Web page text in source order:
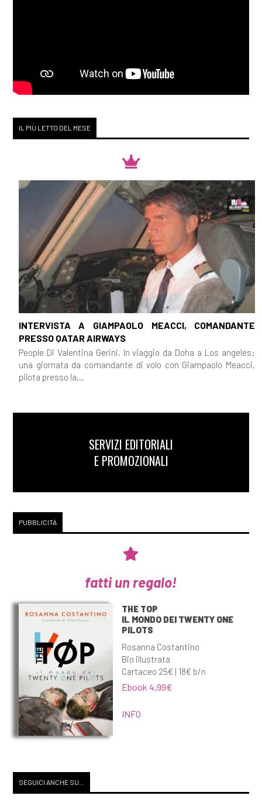
IL PIÙ LETTO DEL MESE
INTERVISTA A GIAMPAOLO MEACCI, COMANDANTE
PRESSO QATAR AIRWAYS
People Di Valentina Gerini. In viaggio da Doha a Los angeles:
una giornata da comandante di volo con Giampaolo Meacci,
pilota presso la...
SERVIZI EDITORIALI
E PROMOZIONALI
PUBBLICITÀ
fatti un regalo!
THE TOP
IL MONDO DEI TWENTY ONE
PILOTS
Rosanna Costantino
Bio illustrata
Cartaceo 25€ | 18€ b/n
Ebook 4,99€
INFO
SEGUICI ANCHE SU...